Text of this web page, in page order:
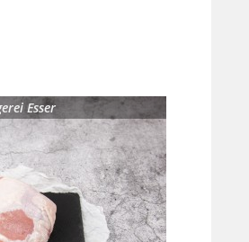
Esser